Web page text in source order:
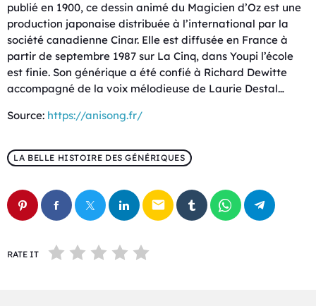
publié en 1900, ce dessin animé du Magicien d’Oz est une
production japonaise distribuée à l’international par la
société canadienne Cinar. Elle est diffusée en France à
partir de septembre 1987 sur La Cinq, dans Youpi l’école
est finie. Son générique a été confié à Richard Dewitte
accompagné de la voix mélodieuse de Laurie Destal…
Source: https://anisong.fr/
LA BELLE HISTOIRE DES GÉNÉRIQUES
email
RATE IT